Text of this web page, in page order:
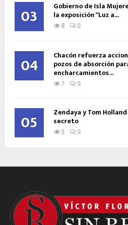
03 Gobierno de Isla
la exposición “Luz a...
8 0
04 Chacón refuerza
pozos de absorción
encharcamientos...
7 0
05 Zendaya y Tom
secreto
5 0